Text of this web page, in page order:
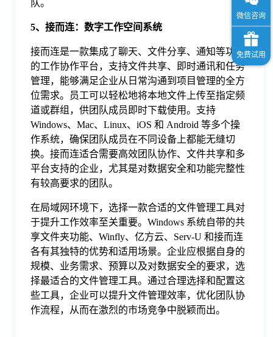
队。
5、接而连：数字工作空间系统
接而连是一款集成了聊天、文件分享、通知等功能
的工作协作平台，支持文件共享、即时通讯和任务
管理，能够满足企业从日常沟通到项目管理的全方
位需求。员工可以轻松地将本地文件上传至指定频
道或群组，供团队成员即时下载使用。支持
Windows、Mac、Linux、iOS 和 Android 等多个操
作系统，确保团队成员在不同设备上都能无缝切
换。接而连适合需要高效团队协作、文件共享和多
平台支持的企业，尤其是对数据安全和功能完整性
有较高要求的团队。
在局域网环境下，选择一款合适的文件管理工具对
于提升工作效率至关重要。Windows 系统自带的共
享文件夹功能、Winfly、亿方云、Serv-U 和接而连
各有其独特的优势和适用场景。企业应根据自身的
规模、业务需求、预算以及对数据安全的要求，选
择最适合的文件管理工具。通过合理选择和配置这
些工具，企业可以提升文件管理效率，优化团队协
作流程，从而在激烈的市场竞争中脱颖而出。